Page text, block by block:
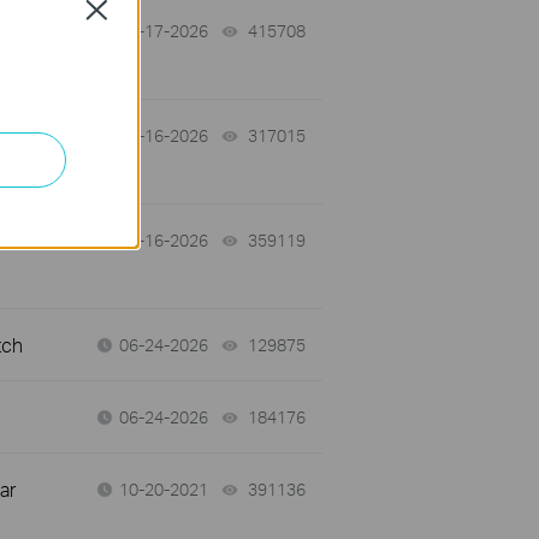
07-17-2026 415708
07-16-2026 317015
07-16-2026 359119
06-24-2026 129875
06-24-2026 184176
10-20-2021 391136
Close